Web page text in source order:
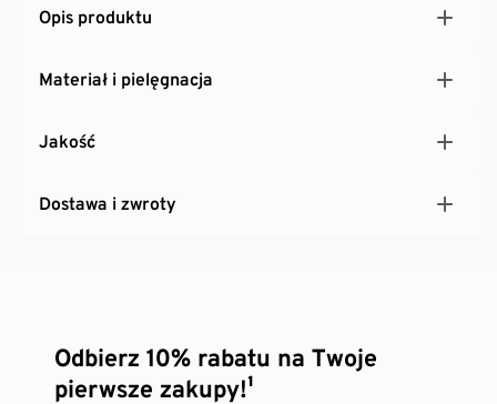
Opis produktu
Materiał i pielęgnacja
Jakość
Dostawa i zwroty
Odbierz 10% rabatu na Twoje
pierwsze zakupy!¹